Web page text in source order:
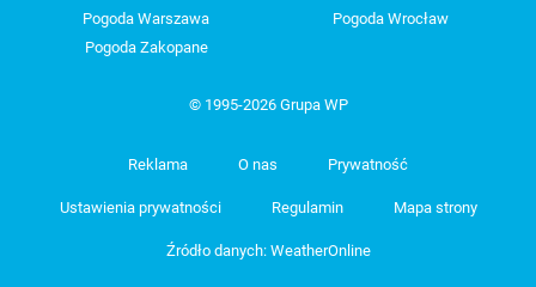
Pogoda Warszawa
Pogoda Wrocław
Pogoda Zakopane
© 1995-2026 Grupa WP
Reklama O nas Prywatność
Ustawienia prywatności Regulamin Mapa strony
Źródło danych: WeatherOnline